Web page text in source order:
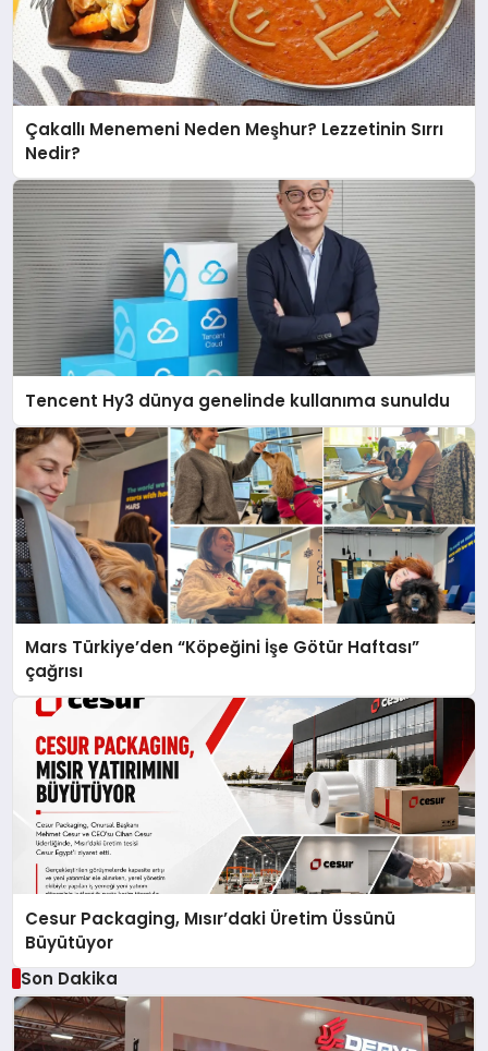
Çakallı Menemeni Neden Meşhur? Lezzetinin Sırrı
Nedir?
Tencent Hy3 dünya genelinde kullanıma sunuldu
Mars Türkiye’den “Köpeğini İşe Götür Haftası”
çağrısı
Cesur Packaging, Mısır’daki Üretim Üssünü
Büyütüyor
Son Dakika